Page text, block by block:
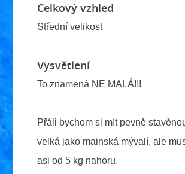
Celkový vzhled
Střední velikost
Vysvětlení
To znamená NE MALÁ!!!
Přáli bychom si mít pevně
velká jako mainská mývalí, ale
asi od 5 kg nahoru.